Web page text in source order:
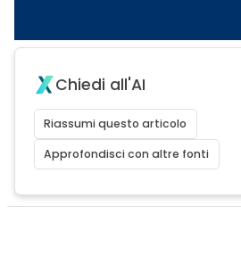
Chiedi all'AI
Riassumi questo articolo
Approfondisci con altre fonti